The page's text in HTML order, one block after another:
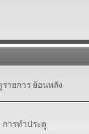
ายการ ย้อนหลัง
ารทำประตู